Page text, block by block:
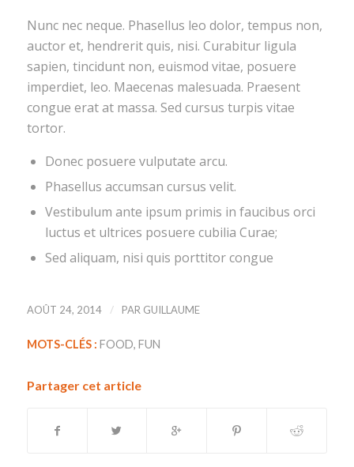
Nunc nec neque. Phasellus leo dolor, tempus non,
auctor et, hendrerit quis, nisi. Curabitur ligula
sapien, tincidunt non, euismod vitae, posuere
imperdiet, leo. Maecenas malesuada. Praesent
congue erat at massa. Sed cursus turpis vitae
tortor.
Donec posuere vulputate arcu.
Phasellus accumsan cursus velit.
Vestibulum ante ipsum primis in faucibus orci
luctus et ultrices posuere cubilia Curae;
Sed aliquam, nisi quis porttitor congue
AOÛT 24, 2014 / PAR GUILLAUME
MOTS-CLÉS : FOOD, FUN
Partager cet article